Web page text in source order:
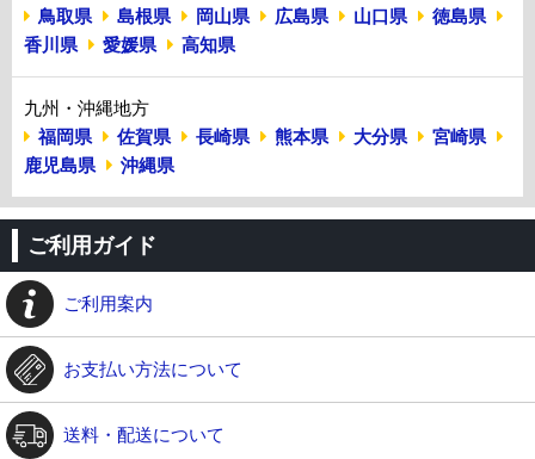
鳥取県
島根県 岡山県 広島県 山口県
徳島県
香川県
愛媛県 高知県
九州・沖縄地方
福岡県
佐賀県 長崎県 熊本県 大分県
宮崎県
鹿児島県
沖縄県
ご利用ガイド
ご利用案内
お支払い方法について
送料・配送について